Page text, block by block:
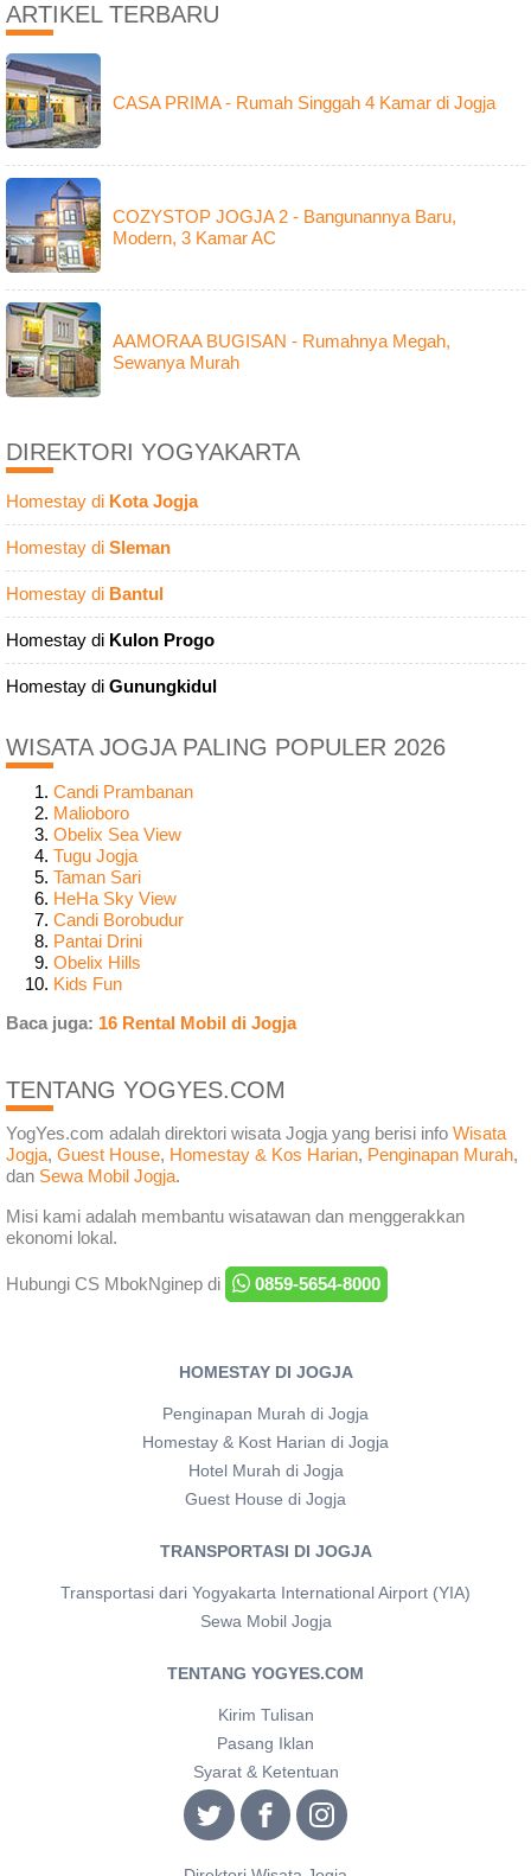
ARTIKEL TERBARU
CASA PRIMA - Rumah Singgah 4 Kamar di Jogja
COZYSTOP JOGJA 2 - Bangunannya Baru,
Modern, 3 Kamar AC
AAMORAA BUGISAN - Rumahnya Megah,
Sewanya Murah
DIREKTORI YOGYAKARTA
Homestay di Kota Jogja
Homestay di Sleman
Homestay di Bantul
Homestay di Kulon Progo
Homestay di Gunungkidul
WISATA JOGJA PALING POPULER 2026
Candi Prambanan
Malioboro
Obelix Sea View
Tugu Jogja
Taman Sari
HeHa Sky View
Candi Borobudur
Pantai Drini
Obelix Hills
Kids Fun
Baca juga: 16 Rental Mobil di Jogja
TENTANG YOGYES.COM
YogYes.com adalah direktori wisata Jogja yang berisi info Wisata
Jogja, Guest House, Homestay & Kos Harian, Penginapan Murah,
dan Sewa Mobil Jogja.
Misi kami adalah membantu wisatawan dan menggerakkan
ekonomi lokal.
Hubungi CS MbokNginep di 0859-5654-8000
HOMESTAY DI JOGJA
Penginapan Murah di Jogja
Homestay & Kost Harian di Jogja
Hotel Murah di Jogja
Guest House di Jogja
TRANSPORTASI DI JOGJA
Transportasi dari Yogyakarta International Airport (YIA)
Sewa Mobil Jogja
TENTANG YOGYES.COM
Kirim Tulisan
Pasang Iklan
Syarat & Ketentuan